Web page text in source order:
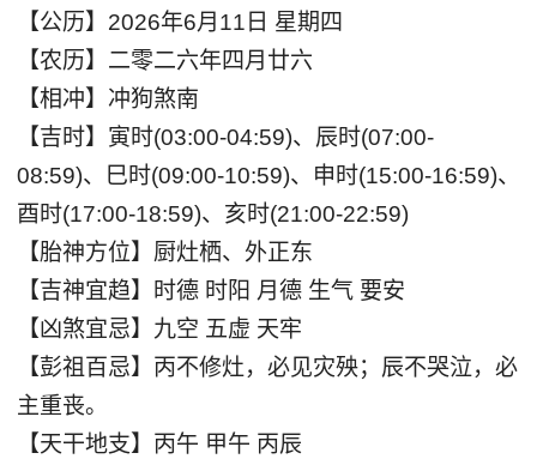
【公历】2026年6月11日 星期四
【农历】二零二六年四月廿六
【相冲】冲狗煞南
【吉时】寅时(03:00-04:59)、辰时(07:00-
08:59)、巳时(09:00-10:59)、申时(15:00-16:59)、
酉时(17:00-18:59)、亥时(21:00-22:59)
【胎神方位】厨灶栖、外正东
【吉神宜趋】时德 时阳 月德 生气 要安
【凶煞宜忌】九空 五虚 天牢
【彭祖百忌】丙不修灶，必见灾殃；辰不哭泣，必
主重丧。
【天干地支】丙午 甲午 丙辰